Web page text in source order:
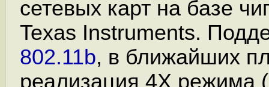
сетевых карт на базе
Texas Instruments.
802.11b, в ближайших
реализация 4X режима